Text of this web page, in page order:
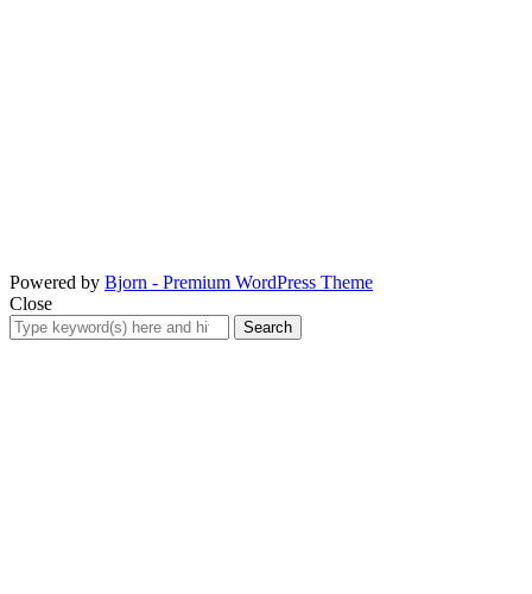
Powered by Bjorn - Premium WordPress Theme
Close